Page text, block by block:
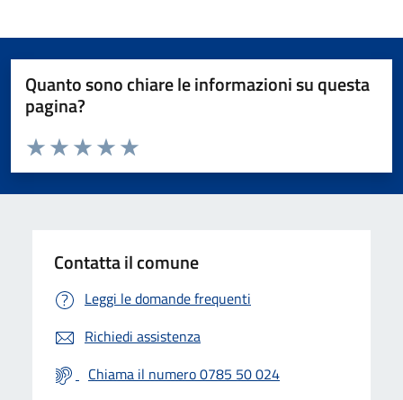
Quanto sono chiare le informazioni su questa
pagina?
Valuta da 1 a 5 stelle la pagina
Valuta 5 stelle su 5
Valuta 4 stelle su 5
Valuta 3 stelle su 5
Valuta 2 stelle su 5
Valuta 1 stelle su 5
Contatta il comune
Leggi le domande frequenti
Richiedi assistenza
Chiama il numero 0785 50 024